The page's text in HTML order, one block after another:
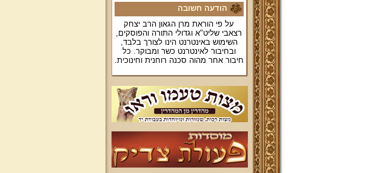
הודעה חשובה
על פי הוראת מרן הגאון הרב יצחק
רצאבי שליט"א וגדולי התורה והפוסקים,
השימוש באינטרנט הינו לצורך בלבד,
ובחיבור לאינטרנט כשר ומבוקר. כל
חיבור אחר מהוה סכנה רוחנית וחינוכית.